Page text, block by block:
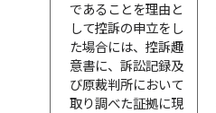
であることを理由と
して控訴の申立をし
た場合には、控訴趣
意書に、訴訟記録及
び原裁判所において
取り調べた証拠に現